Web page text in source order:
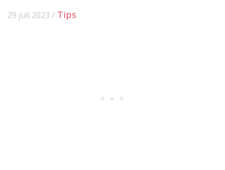
29 juli 2023 / Tips